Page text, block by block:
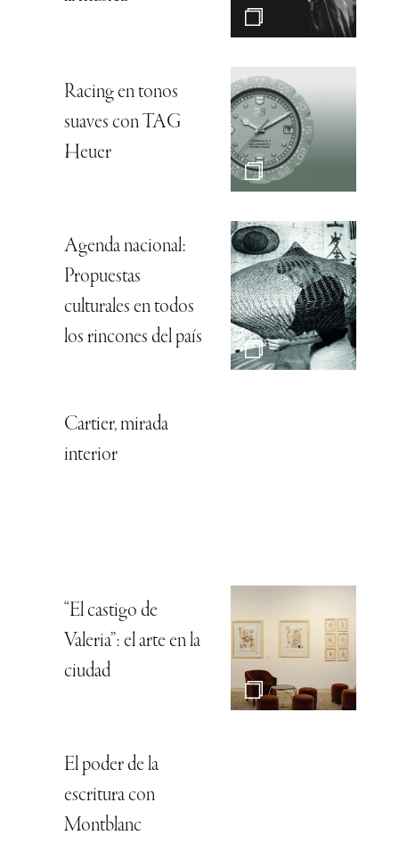
Racing en tonos
suaves con TAG
Heuer
Agenda nacional:
Propuestas
culturales en todos
los rincones del país
Cartier, mirada
interior
“El castigo de
Valeria”: el arte en la
ciudad
El poder de la
escritura con
Montblanc